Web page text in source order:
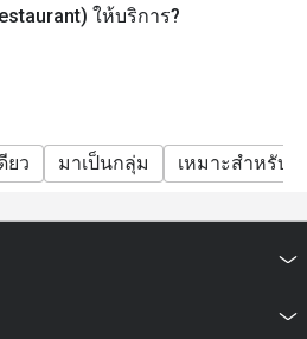
ให้บริการ?
ยว มาเป็นกลุ่ม เหมาะสำหรับเ